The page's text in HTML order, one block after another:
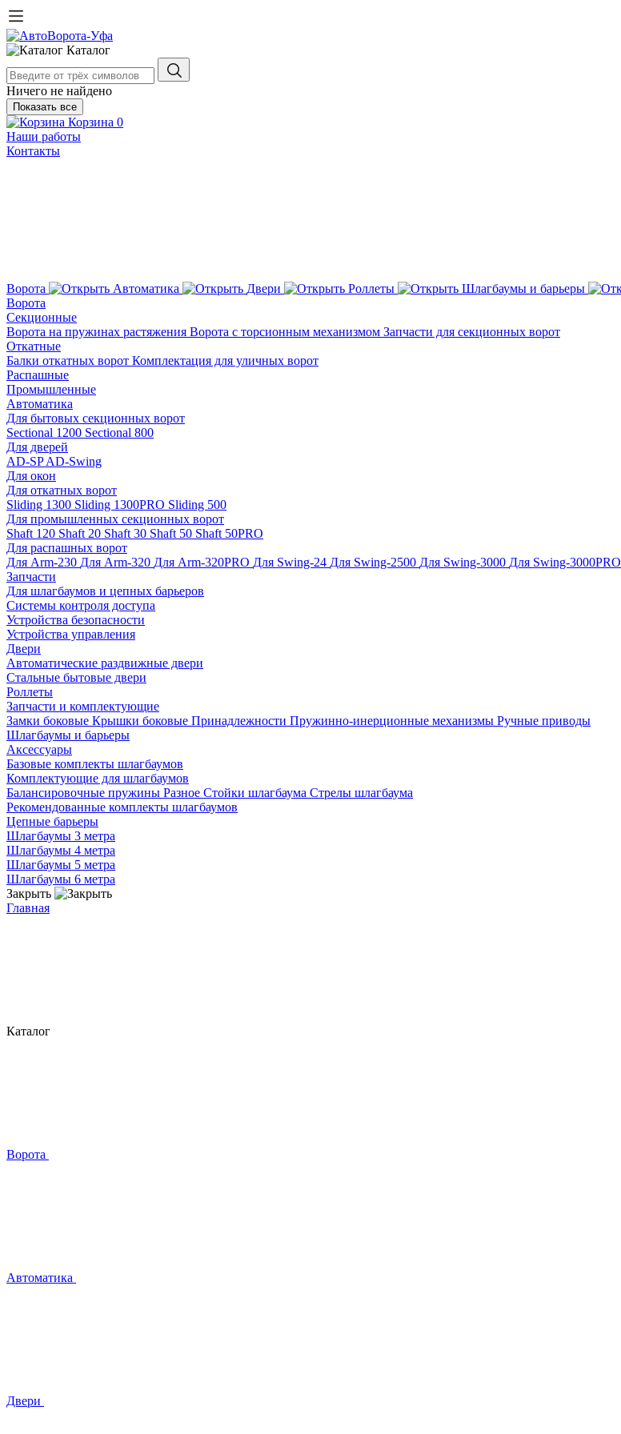
Каталог
Ничего не найдено
Показать все
Корзина 0
Наши работы
Контакты
Ворота Автоматика Двери Роллеты
Шлагбаумы и барьеры
Ворота
Секционные
Ворота на пружинах растяжения Ворота с торсионным механизмом Запчасти для секционных ворот
Откатные
Балки откатных ворот Комплектация для уличных ворот
Распашные
Промышленные
Автоматика
Для бытовых секционных ворот
Sectional 1200 Sectional 800
Для дверей
AD-SPAD-Swing
Для окон
Для откатных ворот
Sliding 1300 Sliding 1300PRO Sliding 500
Для промышленных секционных ворот
Shaft 120 Shaft 20 Shaft 30 Shaft 50 Shaft 50PRO
Для распашных ворот
Для Arm-230 Для Arm-320 Для Arm-320PRO Для Swing-24 Для Swing-2500 Для Swing-3000 Для Swing-3000PRO
Запчасти
Для шлагбаумов и цепных барьеров
Системы контроля доступа
Устройства безопасности
Устройства управления
Двери
Автоматические раздвижные двери
Стальные бытовые двери
Роллеты
Запчасти и комплектующие
Замки боковые Крышки боковые Принадлежности Пружинно-инерционные механизмы Ручные приводы
Шлагбаумы и барьеры
Аксессуары
Базовые комплекты шлагбаумов
Комплектующие для шлагбаумов
Балансировочные пружины Разное Стойки шлагбаума Стрелы шлагбаума
Рекомендованные комплекты шлагбаумов
Цепные барьеры
Шлагбаумы 3 метра
Шлагбаумы 4 метра
Шлагбаумы 5 метра
Шлагбаумы 6 метра
Закрыть
Главная
Каталог
Ворота
Автоматика
Двери